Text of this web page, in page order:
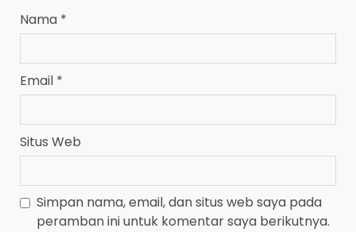
Nama *
Email *
Situs Web
Simpan nama, email, dan situs web saya pada
peramban ini untuk komentar saya berikutnya.